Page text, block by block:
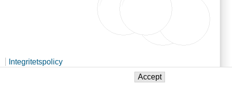
Integritetspolicy
Accept